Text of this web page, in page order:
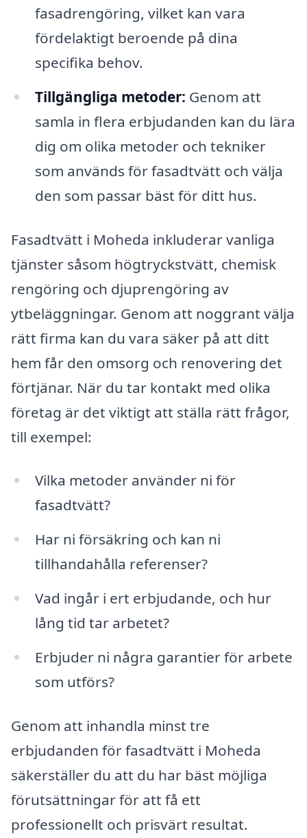
fasadrengöring, vilket kan vara
fördelaktigt beroende på dina
specifika behov.
Tillgängliga metoder: Genom att
samla in flera erbjudanden kan du lära
dig om olika metoder och tekniker
som används för fasadtvätt och välja
den som passar bäst för ditt hus.
Fasadtvätt i Moheda inkluderar vanliga
tjänster såsom högtryckstvätt, chemisk
rengöring och djuprengöring av
ytbeläggningar. Genom att noggrant välja
rätt firma kan du vara säker på att ditt
hem får den omsorg och renovering det
förtjänar. När du tar kontakt med olika
företag är det viktigt att ställa rätt frågor,
till exempel:
Vilka metoder använder ni för
fasadtvätt?
Har ni försäkring och kan ni
tillhandahålla referenser?
Vad ingår i ert erbjudande, och hur
lång tid tar arbetet?
Erbjuder ni några garantier för arbete
som utförs?
Genom att inhandla minst tre
erbjudanden för fasadtvätt i Moheda
säkerställer du att du har bäst möjliga
förutsättningar för att få ett
professionellt och prisvärt resultat.